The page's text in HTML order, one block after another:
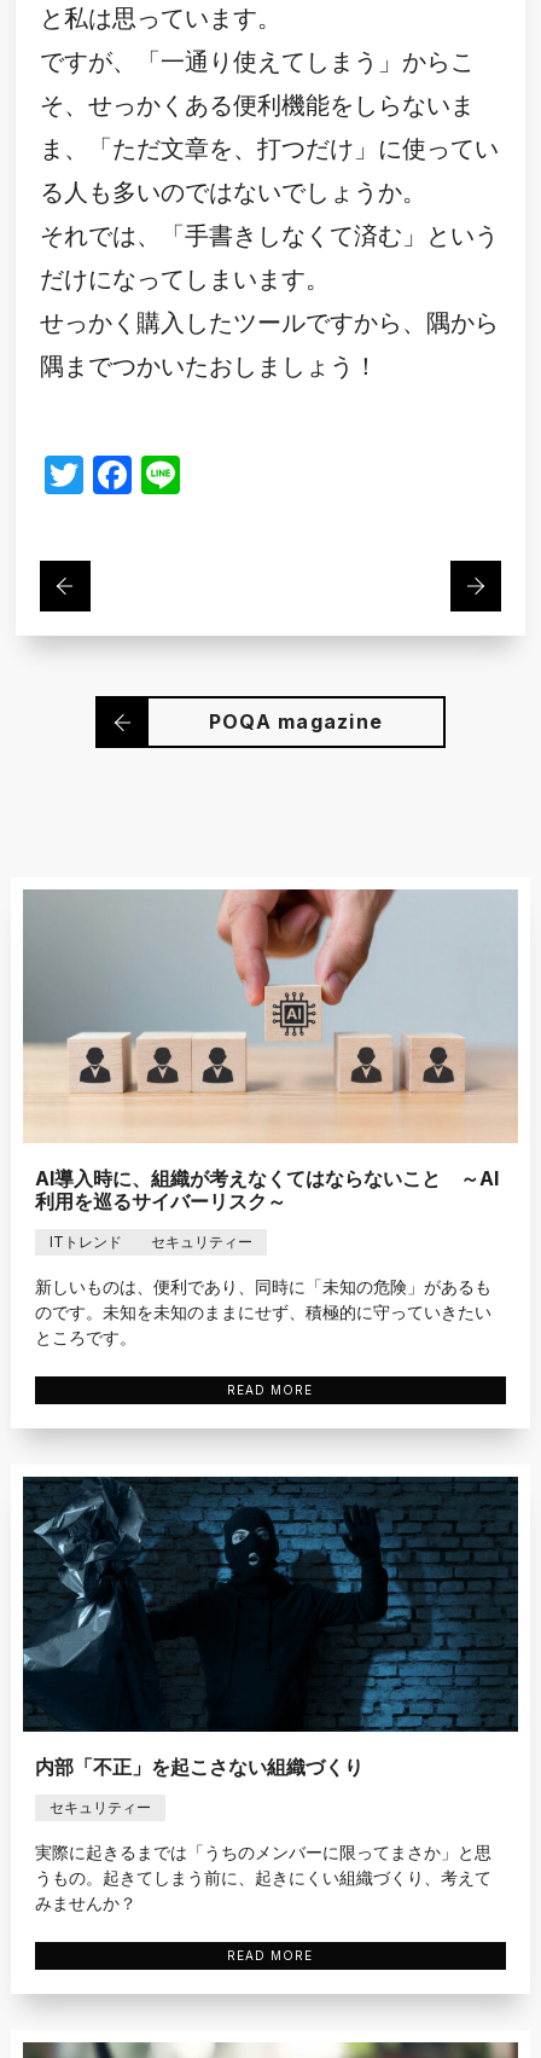
と私は思っています。
ですが、「一通り使えてしまう」からこ
そ、せっかくある便利機能をしらないま
ま、「ただ文章を、打つだけ」に使ってい
る人も多いのではないでしょうか。
それでは、「手書きしなくて済む」という
だけになってしまいます。
せっかく購入したツールですから、隅から
隅までつかいたおしましょう！
TwitterFacebook
POQA magazine
AI導入時に、組織が考えなくてはならないこと ～AI
利用を巡るサイバーリスク～
ITトレンド セキュリティー
新しいものは、便利であり、同時に「未知の危険」があるも
のです。未知を未知のままにせず、積極的に守っていきたい
ところです。
内部「不正」を起こさない組織づくり
セキュリティー
実際に起きるまでは「うちのメンバーに限ってまさか」と思
うもの。起きてしまう前に、起きにくい組織づくり、考えて
みませんか？